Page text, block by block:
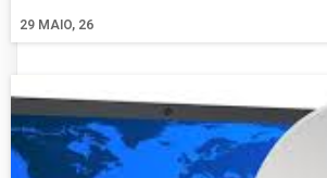
29 MAIO, 26